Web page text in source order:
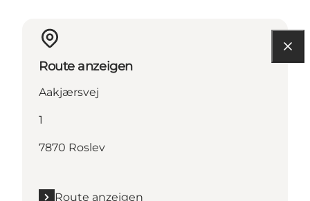
Route anzeigen
Aakjærsvej
1
7870 Roslev
Route anzeigen